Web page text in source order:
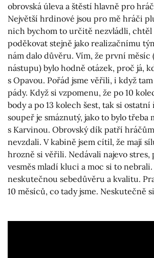
obrovská úleva a štěstí hlavně pro
Největší hrdinové jsou pro mě hráči
nich bychom to určitě nezvládli, chtěl
poděkovat stejně jako realizačnímu
nám dalo důvěru. Vím, že první měsíc
nástupu) bylo hodně otázek, proč já,
s Opavou. Pořád jsme věřili, i když
pády. Když si vzpomenu, že po 10
body a po 13 kolech šest, tak si
soupeř je smáznutý, jako to bylo třeba
s Karvinou. Obrovský dík patří
nevzdali. V kabině jsem cítil, že mají
hrozně si věřili. Nedávali najevo stres,
vesměs mladí kluci a moc si to
neskutečnou sebedůvěru a kvalitu.
10 měsíců, co tady jsme. Neskutečně